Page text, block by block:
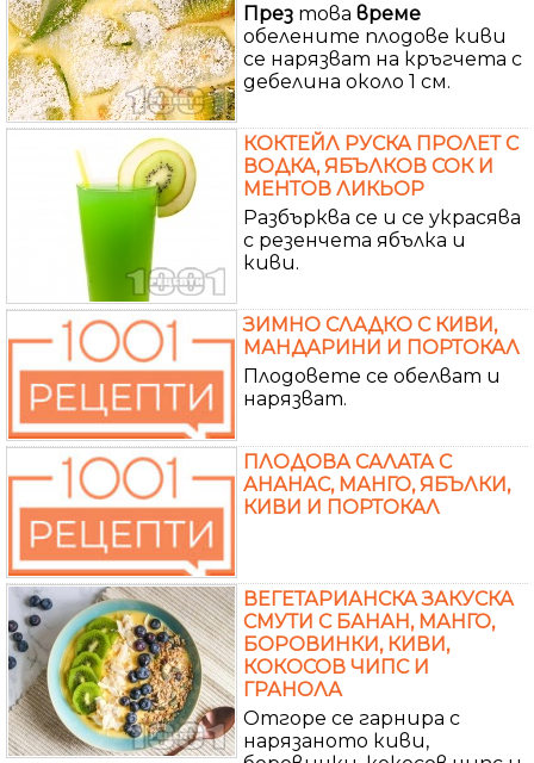
През това време
обелените плодове киви
се нарязват на кръгчета с
дебелина около 1 см.
КОКТЕЙЛ РУСКА ПРОЛЕТ С
ВОДКА, ЯБЪЛКОВ СОК И
МЕНТОВ ЛИКЬОР
Разбърква се и се украсява
с резенчета ябълка и
киви.
ЗИМНО СЛАДКО С КИВИ,
МАНДАРИНИ И ПОРТОКАЛ
Плодовете се обелват и
нарязват.
ПЛОДОВА САЛАТА С
АНАНАС, МАНГО, ЯБЪЛКИ,
КИВИ И ПОРТОКАЛ
ВЕГЕТАРИАНСКА ЗАКУСКА
СМУТИ С БАНАН, МАНГО,
БОРОВИНКИ, КИВИ,
КОКОСОВ ЧИПС И
ГРАНОЛА
Отгоре се гарнира с
нарязаното киви,